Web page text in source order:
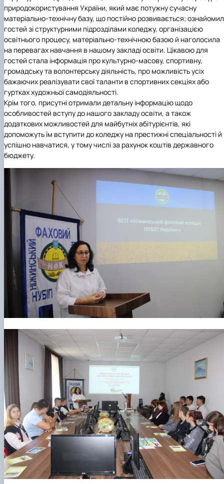
(MOOCs)
SEB-2025
University Research Services Catalogue
LearningFaculty of Design and Engineering
Faculty of Economics
Faculty of Food Science, Nutrition and
Management
Faculty of Humanities and Pedagogy
Faculty of Information Technologies
Faculty of Land Management
Faculty of Law
Faculty of Veterinary Medicine
Mechanical and Technological Faculty
Faculty of Plant Protection, Biotechnology
Ecology
Farm named after O.V. Muzychenko
Educational and Research Farm «Vorzel»
Science
Research Institute of Forestry and
Horticulture
Research Institute of Technology and
Animal Products
Research and Design Institute of
Standardisation and Technologies of Eco-Safe
Organic Products
Ukrainian Laboratory of Quality and Safety of
Agricultural Products
Ukrainian Research Institute of Agricultural
Radiology
Architecture and Design
Berezhany Agrotechnical Institute
Berezhany Professional College
Bobrovytsia Professional College named after
Mainova
Boyarka College of Ecology and Natural
Resources
Crimean Agro-Industrial College
Crimean Technical College of Land
and Agricultural Mechanisation
Irpin Professional College
Mukachevo Professional College
Nemishaieve Professional College
Nizhyn Agrotechnical Institute
Rivne Professional College
Zalishchyky Professional College named after
Ye. Khraplivyi
International Students Office
природокористування України, який має потужну сучасну
матеріально-технічну базу, що постійно розвивається;
гостей зі структурними підрозділами коледжу, організацією
освітнього процесу, матеріально-технічною базою й наголосила
на перевагах навчання в нашому закладі освіти. Цікавою для
гостей стала інформація про культурно-масову, спортивну,
громадську та волонтерську діяльність, про можливість усіх
бажаючих реалізувати свої таланти в спортивних секціях або
гуртках художньої самодіяльності.
Крім того, присутні отримали детальну інформацію щодо
особливостей вступу до нашого закладу освіти, а також
додаткових можливостей для майбутніх абітурієнтів, які
допоможуть їм вступити до коледжу на престижні спеціальності й
успішно навчатися, у тому числі за рахунок коштів державного
бюджету.